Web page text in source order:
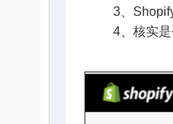
3、Shopify
4、核实是否